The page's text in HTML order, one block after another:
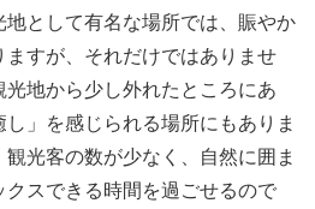
として有名な場所では、賑やか
すが、それだけではありませ
地から少し外れたところにあ
」を感じられる場所にもありま
光客の数が少なく、自然に囲ま
スできる時間を過ごせるので